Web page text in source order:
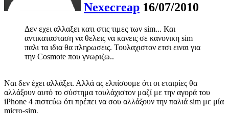
Nexecreap 16/07/2010
Δεν εχει αλλαξει κατι στις τιμες των sim... Και
αντικατασταση να θελεις να κανεις σε κανονικη sim
παλι τα ιδια θα πληρωσεις. Τουλαχιστον ετσι ειναι για
την Cosmote που γνωριζω..
Ναι δεν έχει αλλάξει. Αλλά ας ελπίσουμε ότι οι εταιρίες θα
αλλάξουν αυτό το σύστημα τουλάχιστον μαζί με την αγορά του
iPhone 4 πιστεύω ότι πρέπει να σου αλλάξουν την παλιά sim με μία
micro-sim.